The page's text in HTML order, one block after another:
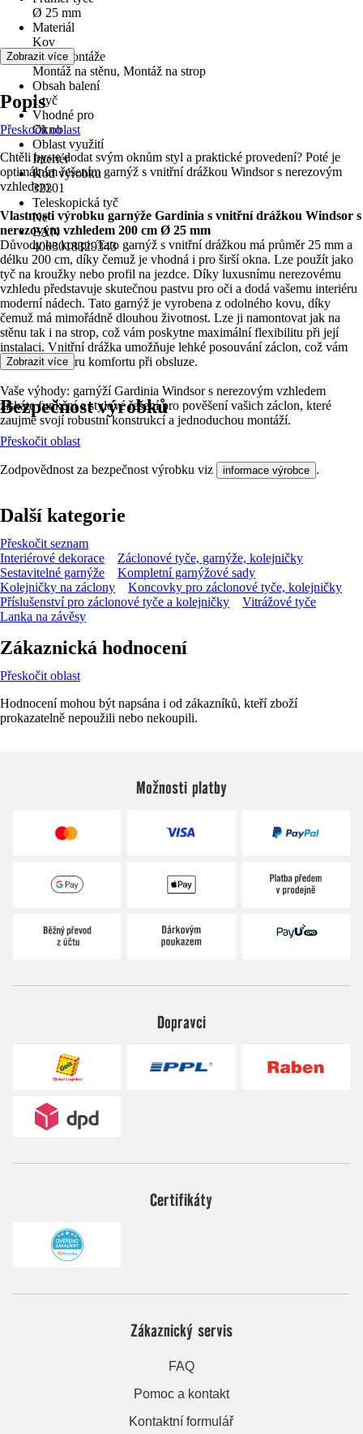
Ø 25 mm
Materiál
Kov
Druh montáže
Montáž na stěnu, Montáž na strop
Obsah balení
1 tyč
Vhodné pro
Okno
Oblast využití
Interiér
Kód výrobku
32201
Teleskopická tyč
Ne
EAN
4003018329343
Zobrazit více
Popis
Přeskočit oblast
Chtěli byste dodat svým oknům styl a praktické provedení? Poté je
optimálním řešením garnýž s vnitřní drážkou Windsor s nerezovým
vzhledem.
Vlastnosti výrobku garnýže Gardinia s vnitřní drážkou Windsor s
nerezovým vzhledem 200 cm Ø 25 mm
Důvody ke koupi: Tato garnýž s vnitřní drážkou má průměr 25 mm a
délku 200 cm, díky čemuž je vhodná i pro širší okna. Lze použít jako
tyč na kroužky nebo profil na jezdce. Díky luxusnímu nerezovému
vzhledu představuje skutečnou pastvu pro oči a dodá vašemu interiéru
moderní nádech. Tato garnýž je vyrobena z odolného kovu, díky
čemuž má mimořádně dlouhou životnost. Lze ji namontovat jak na
stěnu tak i na strop, což vám poskytne maximální flexibilitu při její
instalaci. Vnitřní drážka umožňuje lehké posouvání záclon, což vám
zajistí vyšší míru komfortu při obsluze.
Vaše výhody: garnýží Gardinia Windsor s nerezovým vzhledem
získáte funkční a stylové řešení pro pověšení vašich záclon, které
zaujme svojí robustní konstrukcí a jednoduchou montáží.
Zobrazit více
Bezpečnost výrobků
Přeskočit oblast
Zodpovědnost za bezpečnost výrobku viz informace výrobce .
Další kategorie
Přeskočit seznam
Interiérové dekorace
Záclonové tyče, garnýže, kolejničky
Sestavitelné garnýže
Kompletní garnýžové sady
Kolejničky na záclony
Koncovky pro záclonové tyče, kolejničky
Příslušenství pro záclonové tyče a kolejničky
Vitrážové tyče
Lanka na závěsy
Zákaznická hodnocení
Přeskočit oblast
Hodnocení mohou být napsána i od zákazníků, kteří zboží
prokazatelně nepoužili nebo nekoupili.
Možnosti platby
Dopravci
Certifikáty
Zákaznický servis
FAQ
Pomoc a kontakt
Kontaktní formulář